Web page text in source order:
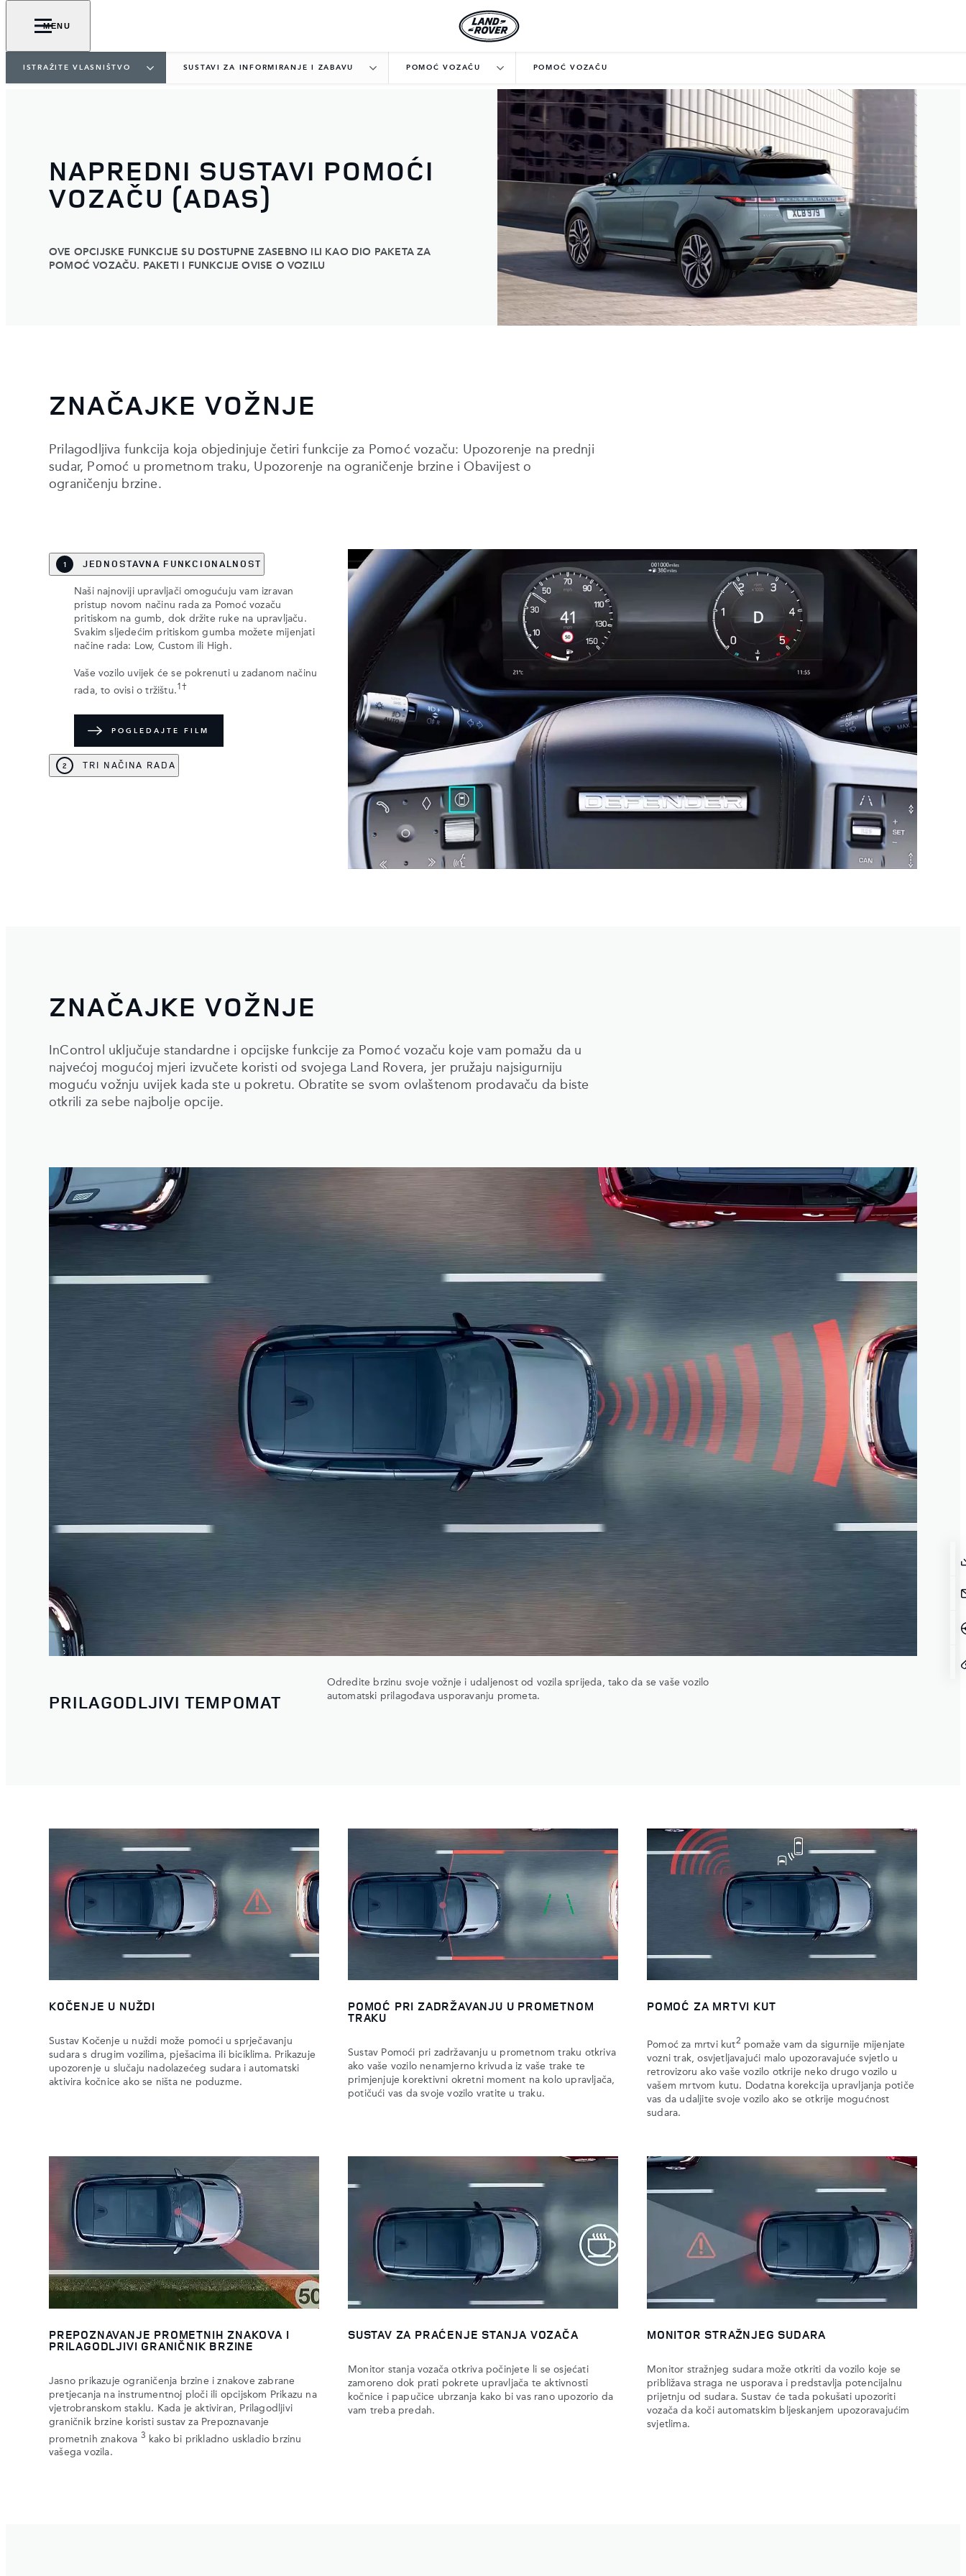
MENU
ISTRAŽITE VLASNIŠTVO SUSTAVI ZA INFORMIRANJE I ZABAVU POMOĆ VOZAČU POMOĆ VOZAČU
NAPREDNI SUSTAVI POMOĆI
VOZAČU (ADAS)
OVE OPCIJSKE FUNKCIJE SU DOSTUPNE ZASEBNO ILI KAO DIO PAKETA ZA
POMOĆ VOZAČU. PAKETI I FUNKCIJE OVISE O VOZILU
ZNAČAJKE VOŽNJE
Prilagodljiva funkcija koja objedinjuje četiri funkcije za Pomoć vozaču: Upozorenje na prednji
sudar, Pomoć u prometnom traku, Upozorenje na ograničenje brzine i Obavijest o
ograničenju brzine.
1 JEDNOSTAVNA FUNKCIONALNOST
Naši najnoviji upravljači omogućuju vam izravan
pristup novom načinu rada za Pomoć vozaču
pritiskom na gumb, dok držite ruke na upravljaču.
Svakim sljedećim pritiskom gumba možete mijenjati
načine rada: Low, Custom ili High.
Vaše vozilo uvijek će se pokrenuti u zadanom načinu
rada, to ovisi o tržištu.1†
POGLEDAJTE FILM
2 TRI NAČINA RADA
ZNAČAJKE VOŽNJE
InControl uključuje standardne i opcijske funkcije za Pomoć vozaču koje vam pomažu da u
najvećoj mogućoj mjeri izvučete koristi od svojega Land Rovera, jer pružaju najsigurniju
moguću vožnju uvijek kada ste u pokretu. Obratite se svom ovlaštenom prodavaču da biste
otkrili za sebe najbolje opcije.
PRILAGODLJIVI TEMPOMAT
Odredite brzinu svoje vožnje i udaljenost od vozila sprijeda, tako da se vaše vozilo
automatski prilagođava usporavanju prometa.
KOČENJE U NUŽDI
Sustav Kočenje u nuždi može pomoći u sprječavanju
sudara s drugim vozilima, pješacima ili biciklima. Prikazuje
upozorenje u slučaju nadolazećeg sudara i automatski
aktivira kočnice ako se ništa ne poduzme.
POMOĆ PRI ZADRŽAVANJU U PROMETNOM
TRAKU
Sustav Pomoći pri zadržavanju u prometnom traku otkriva
ako vaše vozilo nenamjerno krivuda iz vaše trake te
primjenjuje korektivni okretni moment na kolo upravljača,
potičući vas da svoje vozilo vratite u traku.
POMOĆ ZA MRTVI KUT
Pomoć za mrtvi kut2 pomaže vam da sigurnije mijenjate
vozni trak, osvjetljavajući malo upozoravajuće svjetlo u
retrovizoru ako vaše vozilo otkrije neko drugo vozilo u
vašem mrtvom kutu. Dodatna korekcija upravljanja potiče
vas da udaljite svoje vozilo ako se otkrije mogućnost
sudara.
PREPOZNAVANJE PROMETNIH ZNAKOVA I
PRILAGODLJIVI GRANIČNIK BRZINE
Jasno prikazuje ograničenja brzine i znakove zabrane
pretjecanja na instrumentnoj ploči ili opcijskom Prikazu na
vjetrobranskom staklu. Kada je aktiviran, Prilagodljivi
graničnik brzine koristi sustav za Prepoznavanje
prometnih znakova 3 kako bi prikladno uskladio brzinu
vašega vozila.
SUSTAV ZA PRAĆENJE STANJA VOZAČA
Monitor stanja vozača otkriva počinjete li se osjećati
zamoreno dok prati pokrete upravljača te aktivnosti
kočnice i papučice ubrzanja kako bi vas rano upozorio da
vam treba predah.
MONITOR STRAŽNJEG SUDARA
Monitor stražnjeg sudara može otkriti da vozilo koje se
približava straga ne usporava i predstavlja potencijalnu
prijetnju od sudara. Sustav će tada pokušati upozoriti
vozača da koči automatskim bljeskanjem upozoravajućim
svjetlima.